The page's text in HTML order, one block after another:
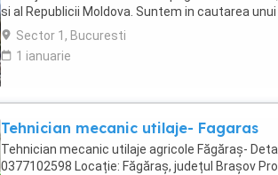
si al Republicii Moldova. Suntem in cautarea unui
Sector 1, Bucuresti
1 ianuarie
Tehnician mecanic utilaje- Fagaras
Tehnician mecanic utilaje agricole Făgăraș-
0377102598 Locație: Făgăraș, județul Brașov